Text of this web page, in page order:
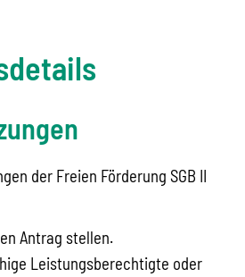
der Freien Förderung SGB II
Antrag stellen.
Leistungsberechtigte oder